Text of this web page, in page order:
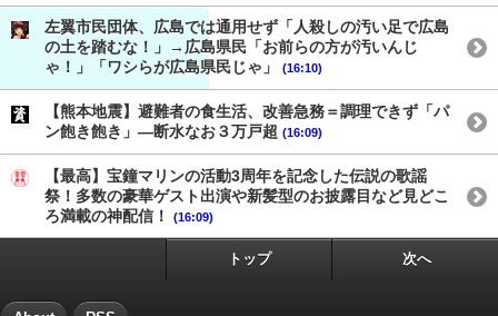
左翼市民団体、広島では通用せず「人殺しの汚い足で広島
の土を踏むな！」→広島県民「お前らの方が汚いんじ
ゃ！」「ワシらが広島県民じゃ」
(16:10)
【熊本地震】避難者の食生活、改善急務＝調理できず「パ
ン飽き飽き」―断水なお３万戸超 (16:09)
【最高】宝鐘マリンの活動3周年を記念した伝説の歌謡
祭！多数の豪華ゲスト出演や新髪型のお披露目など見どこ
ろ満載の神配信！
(16:09)
トップ 次へ